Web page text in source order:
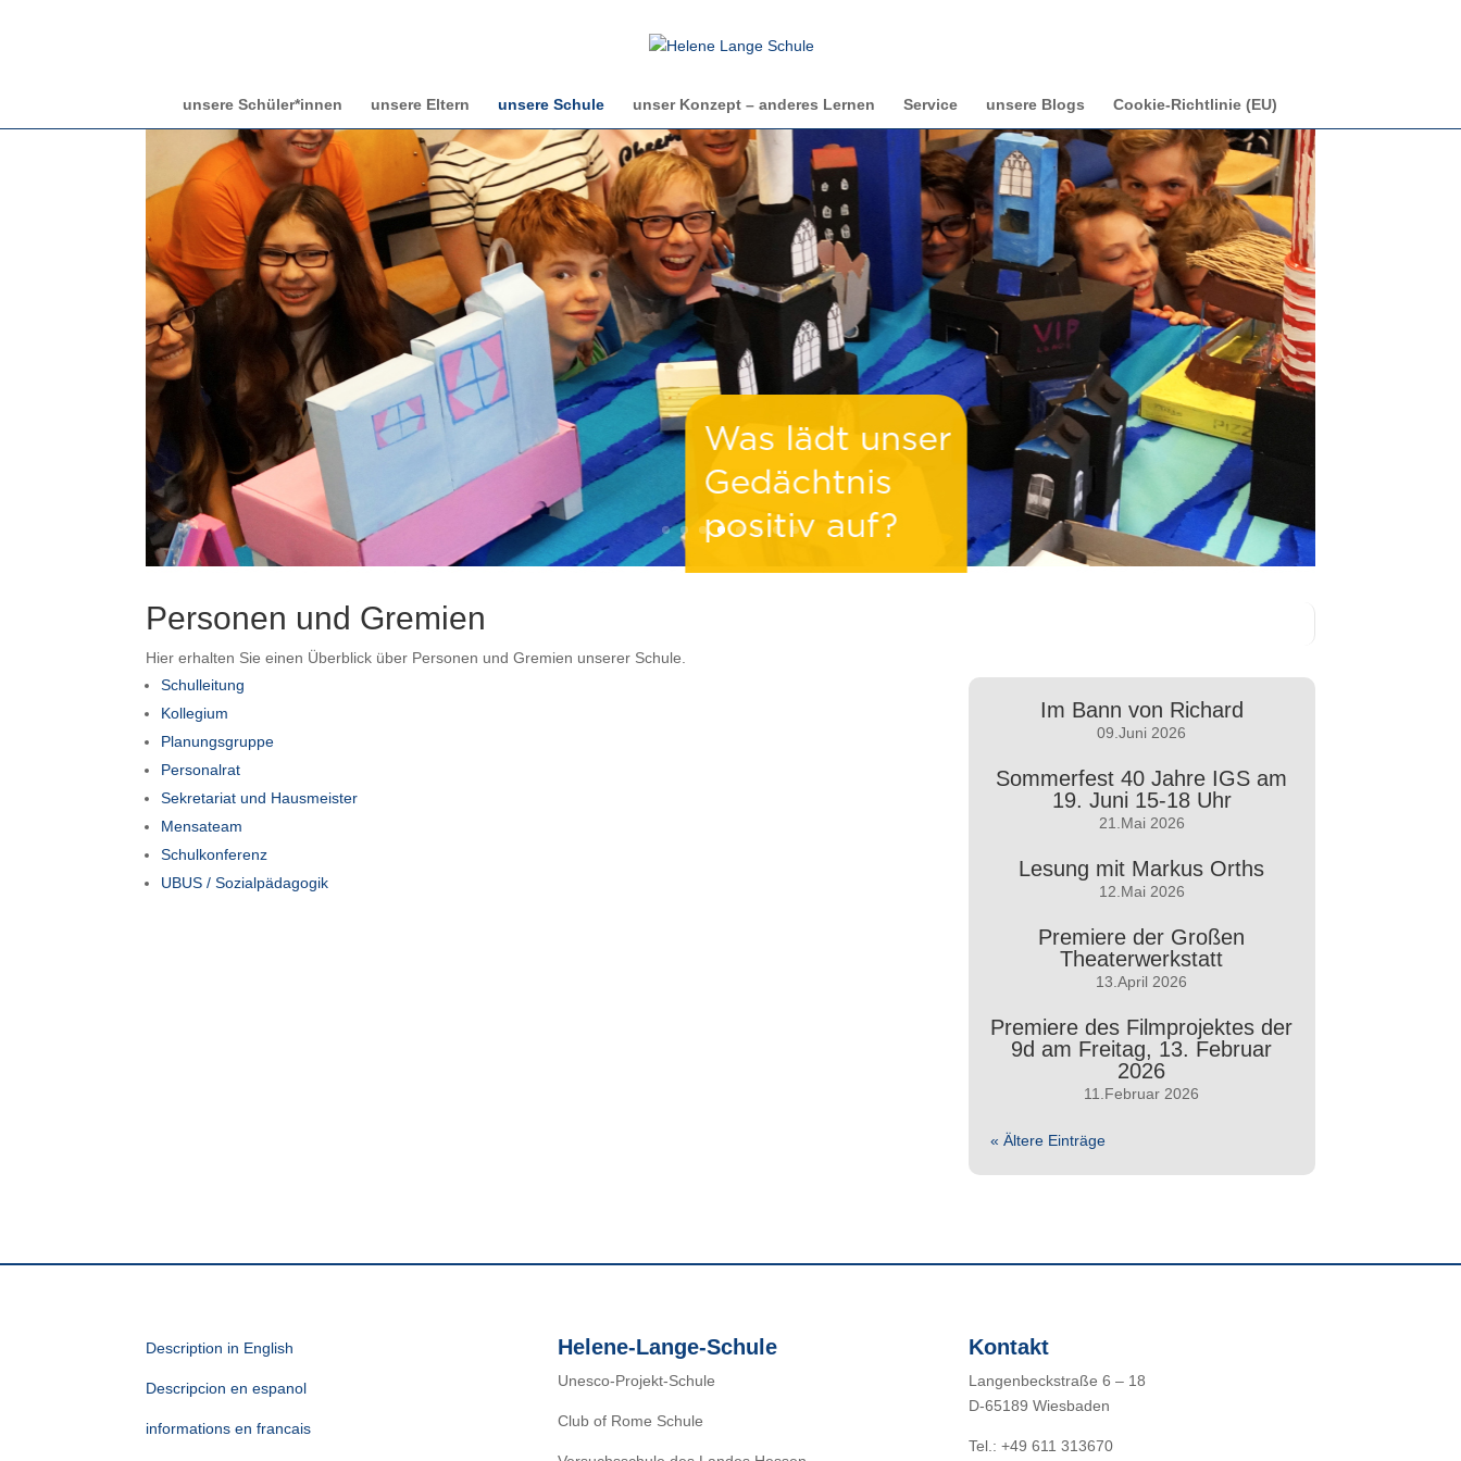
unsere Schüler*innen unsere Eltern unsere Schule unser Konzept – anderes Lernen Service unsere Blogs Cookie-Richtlinie (EU)
Personen und Gremien
Hier erhalten Sie einen Überblick über Personen und Gremien unserer Schule.
Schulleitung
Kollegium
Planungsgruppe
Personalrat
Sekretariat und Hausmeister
Mensateam
Schulkonferenz
UBUS / Sozialpädagogik
Im Bann von Richard
09.Juni 2026
Sommerfest 40 Jahre IGS am
19. Juni 15-18 Uhr
21.Mai 2026
Lesung mit Markus Orths
12.Mai 2026
Premiere der Großen
Theaterwerkstatt
13.April 2026
Premiere des Filmprojektes der
9d am Freitag, 13. Februar
2026
11.Februar 2026
« Ältere Einträge
Description in English
Descripcion en espanol
informations en francais
Helene-Lange-Schule
Unesco-Projekt-Schule
Club of Rome Schule
Kontakt
Langenbeckstraße 6 – 18
D-65189 Wiesbaden
Tel.: +49 611 313670